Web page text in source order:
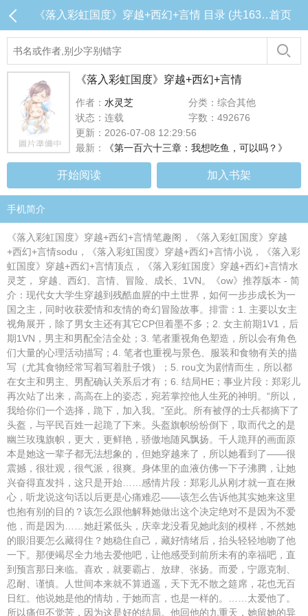
《落入彩虹国度》穿越+西幻+言情 目录 (共163章)首页
《落入彩虹国度》穿越+西幻+言情
作者： 水灵芝
分类：综合其他
状态：连载
字数：492676
更新：2026-07-08 12:29:56
最新：
《第一百六十三章：我想吃鱼，可以吗？》
开始阅读 加入书架
手机简介
《落入彩虹国度》穿越+西幻+言情笔趣阁，《落入彩虹国度》穿越
+西幻+言情sodu，《落入彩虹国度》穿越+西幻+言情小说，《落入彩
虹国度》穿越+西幻+言情顶点，《落入彩虹国度》穿越+西幻+言情水
灵芝， 穿越、西幻、言情、冒险、成长、1VN。《ow》推荐版本 - 简
介：现代女大学生穿越到残酷血腥的中土世界，如何一步步成长为一
国之主，同时收获爱情和友情的奇幻冒险故事。排雷：1. 主要以女主
视角展开，除了男女主还有其它CP但着墨不多；2. 女主前期1V1，后
期1VN，男主和男配全洁全处；3. 笔者重视角色塑造，所以会有角色
们大量的心理活动描写；4. 笔者也重视与景色、服装和食物有关的描
写（尤其食物经常写着写着肚子饿）；5. rou文为剧情而生，所以都
在女主和男主、男配确认关系后才有；6. 结局HE；事业片段：郑彩儿
再次站了出来，高高在上的姿态，宛若掌控他人生死的神明。“所以，
我给你们一个选择，跪下，加入我。”至此。所有被俘的士兵都摘下了
头盔，与平民百姓一起跪了下来。头盔旗帜纷纷倒下，取而代之的是
幽兰玫瑰旗帜，更大，更鲜艳，骄傲地随风飘扬。千人跪拜的画面原
本是她这一辈子都无法想象的，但她穿越来了，所以她看到了——很
震撼，很壮观，很气派，很爽。身体里的血液仿佛一下子沸腾，让她
兴奋得直发抖，这只是开始……感情片段：郑彩儿从刚才就一直在揪
心，听龙说这句话以后更是心痛难忍——该怎么告诉他其实她来这里
也抱有别的目的？该怎么跟他解释她做出这个决定绝对不是因为不爱
他，而是因为……她赶紧低头，庆幸龙没看见她此刻的模样，不然她
的眼泪要怎么藏得住？她稳住自己，藏好情绪后，抬头轻轻地吻了他
一下。那便竭尽全力地去爱他吧，让他感受到前所未有的幸福吧，直
到预言那日来临。喜欢，就要霸占、放肆、张扬。而爱，宁愿克制、
忍耐、谨慎。人世间本来就不算逍遥，天下无不散之筵席，花也无百
日红。他说她是他的情劫，于她而言，也是一样的。……太爱他了。
所以痛但不觉苦，因为这是好的结局。他回他的九重天，她留她的异